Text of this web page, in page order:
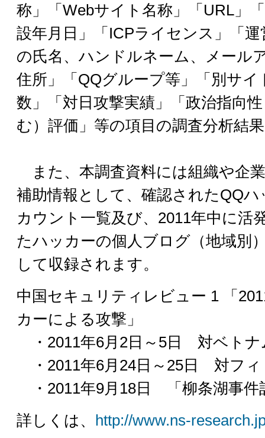
称」「Webサイト名称」「URL」
設年月日」「ICPライセンス」「
の氏名、ハンドルネーム、メール
住所」「QQグループ等」「別サイ
数」「対日攻撃実績」「政治指向
む）評価」等の項目の調査分析結
また、本調査資料には組織や企
補助情報として、確認されたQQ
カウント一覧及び、2011年中に活
たハッカーの個人ブログ（地域別
して収録されます。
中国セキュリティレビュー 1 「
カーによる攻撃」
・2011年6月2日～5日 対ベト
・2011年6月24日～25日 対フィ
・2011年9月18日 「柳条湖事件
詳しくは、 http://www.ns-